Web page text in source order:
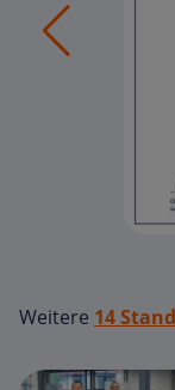
Weitere 14